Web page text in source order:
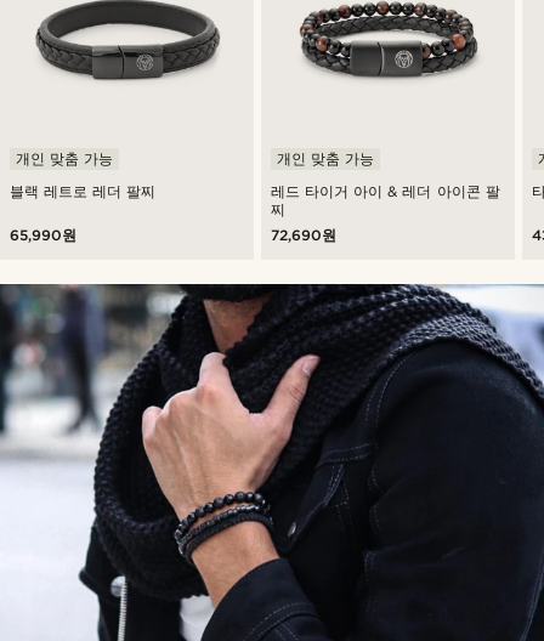
블랙 레트로 레더 팔찌
개인 맞춤 가능
65,990원
레드 타이거 아이 & 레더 아이콘 팔
찌
개인 맞춤 가능
72,690원